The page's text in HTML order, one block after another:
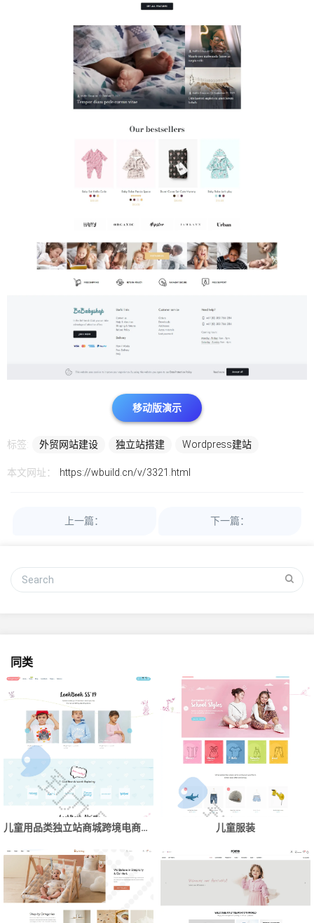
移动版演示
标签: 外贸网站建设 独立站搭建 Wordpress建站
本文网址： https://wbuild.cn/v/3321.html
上一篇： 下一篇：
同类
儿童用品类独立站商城跨境电商网站建设制作 儿童服装